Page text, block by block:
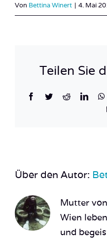
Von Bettina Winert | 4. Mai
Teilen Sie
Facebook
TwitterReddit
Über den Autor:
Mutter
Wien
und